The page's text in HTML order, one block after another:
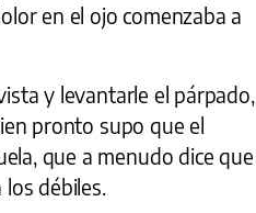
en el ojo comenzaba a
y levantarle el párpado,
pronto supo que el
que a menudo dice que
los débiles.